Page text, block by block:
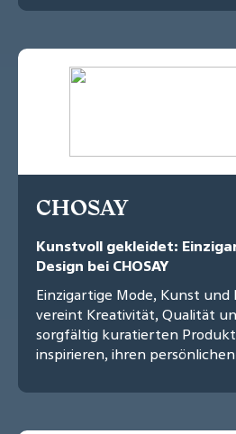
CHOSAY
Kunstvoll gekleidet:
Design bei CHOSAY
Einzigartige Mode, Kunst und
vereint Kreativität, Qualität
sorgfältig kuratierten
inspirieren, ihren